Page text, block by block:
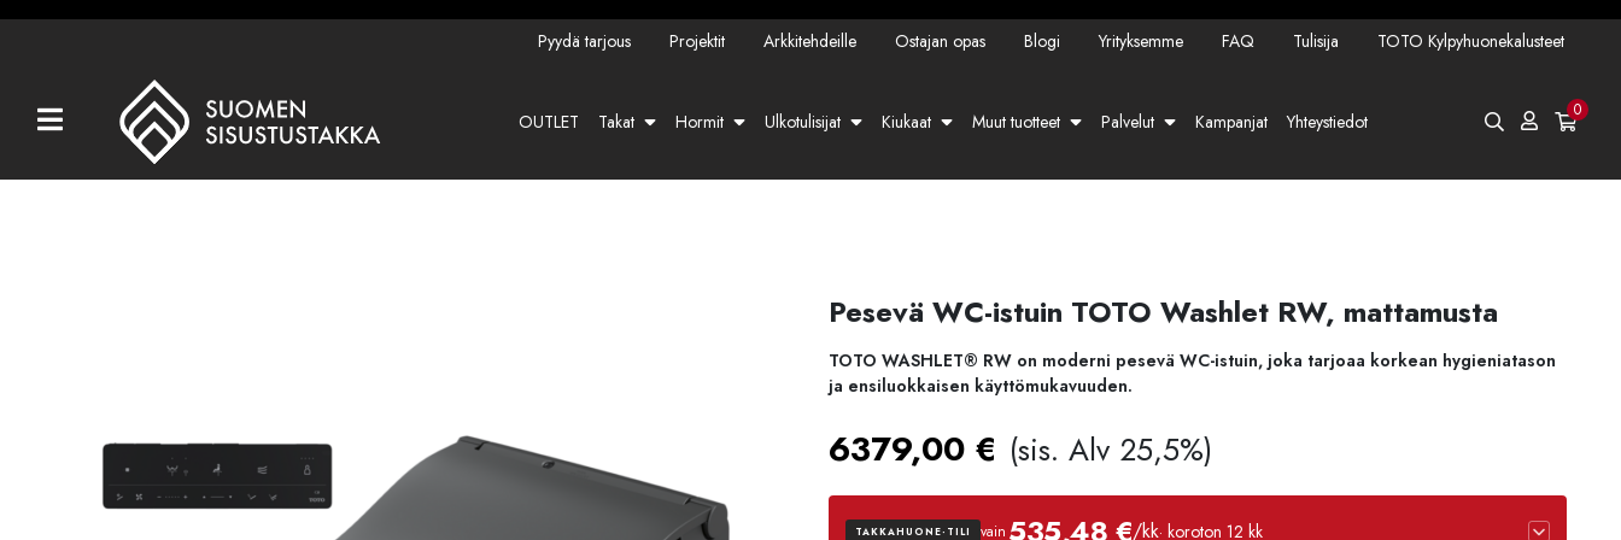
Kaikki tuotteet
Muut tuotteet
Pyydä tarjous Projektit Arkkitehdeille Ostajan opas Blogi Yrityksemme FAQ Tulisija TOTO Kylpyhuonekalusteet
OUTLET Takat Hormit Ulkotulisijat Kiukaat Muut tuotteet Palvelut Kampanjat Yhteystiedot 0
Pesevä WC-istuin TOTO Washlet RW, mattamusta
TOTO WASHLET® RW on moderni pesevä WC-istuin, joka tarjoaa korkean hygieniatason
ja ensiluokkaisen käyttömukavuuden.
6379,00 € (sis. Alv 25,5%)
TAKKAHUONE-TILI vain 535,48 €/kk· koroton 12 kk